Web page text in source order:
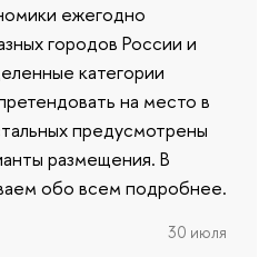
ежегодно
городов России и
категории
на место в
предусмотрены
размещения. В
обо всем подробнее.
30 июля